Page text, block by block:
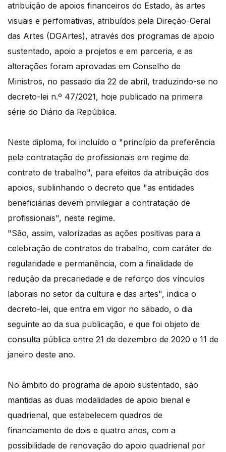
atribuição de apoios financeiros do Estado, às artes
visuais e perfomativas, atribuídos pela Direção-Geral
das Artes (DGArtes), através dos programas de apoio
sustentado, apoio a projetos e em parceria, e as
alterações foram aprovadas em Conselho de
Ministros, no passado dia 22 de abril, traduzindo-se no
decreto-lei n.º 47/2021, hoje publicado na primeira
série do Diário da República.
Neste diploma, foi incluído o "princípio da preferência
pela contratação de profissionais em regime de
contrato de trabalho", para efeitos da atribuição dos
apoios, sublinhando o decreto que "as entidades
beneficiárias devem privilegiar a contratação de
profissionais", neste regime.
"São, assim, valorizadas as ações positivas para a
celebração de contratos de trabalho, com caráter de
regularidade e permanência, com a finalidade de
redução da precariedade e de reforço dos vínculos
laborais no setor da cultura e das artes", indica o
decreto-lei, que entra em vigor no sábado, o dia
seguinte ao da sua publicação, e que foi objeto de
consulta pública entre 21 de dezembro de 2020 e 11 de
janeiro deste ano.
No âmbito do programa de apoio sustentado, são
mantidas as duas modalidades de apoio bienal e
quadrienal, que estabelecem quadros de
financiamento de dois e quatro anos, com a
possibilidade de renovação do apoio quadrienal por